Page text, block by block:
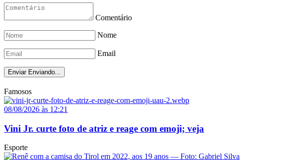
Comentário
Nome
Email
Enviar Enviando...
Famosos
08/08/2026 às 12:21
Vini Jr. curte foto de atriz e reage com emoji; veja
Esporte